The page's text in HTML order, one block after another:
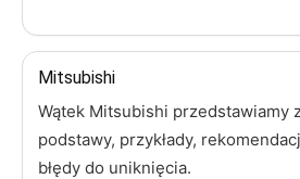
Mitsubishi
Wątek Mitsubishi przedstawiamy
podstawy, przykłady,
błędy do uniknięcia.